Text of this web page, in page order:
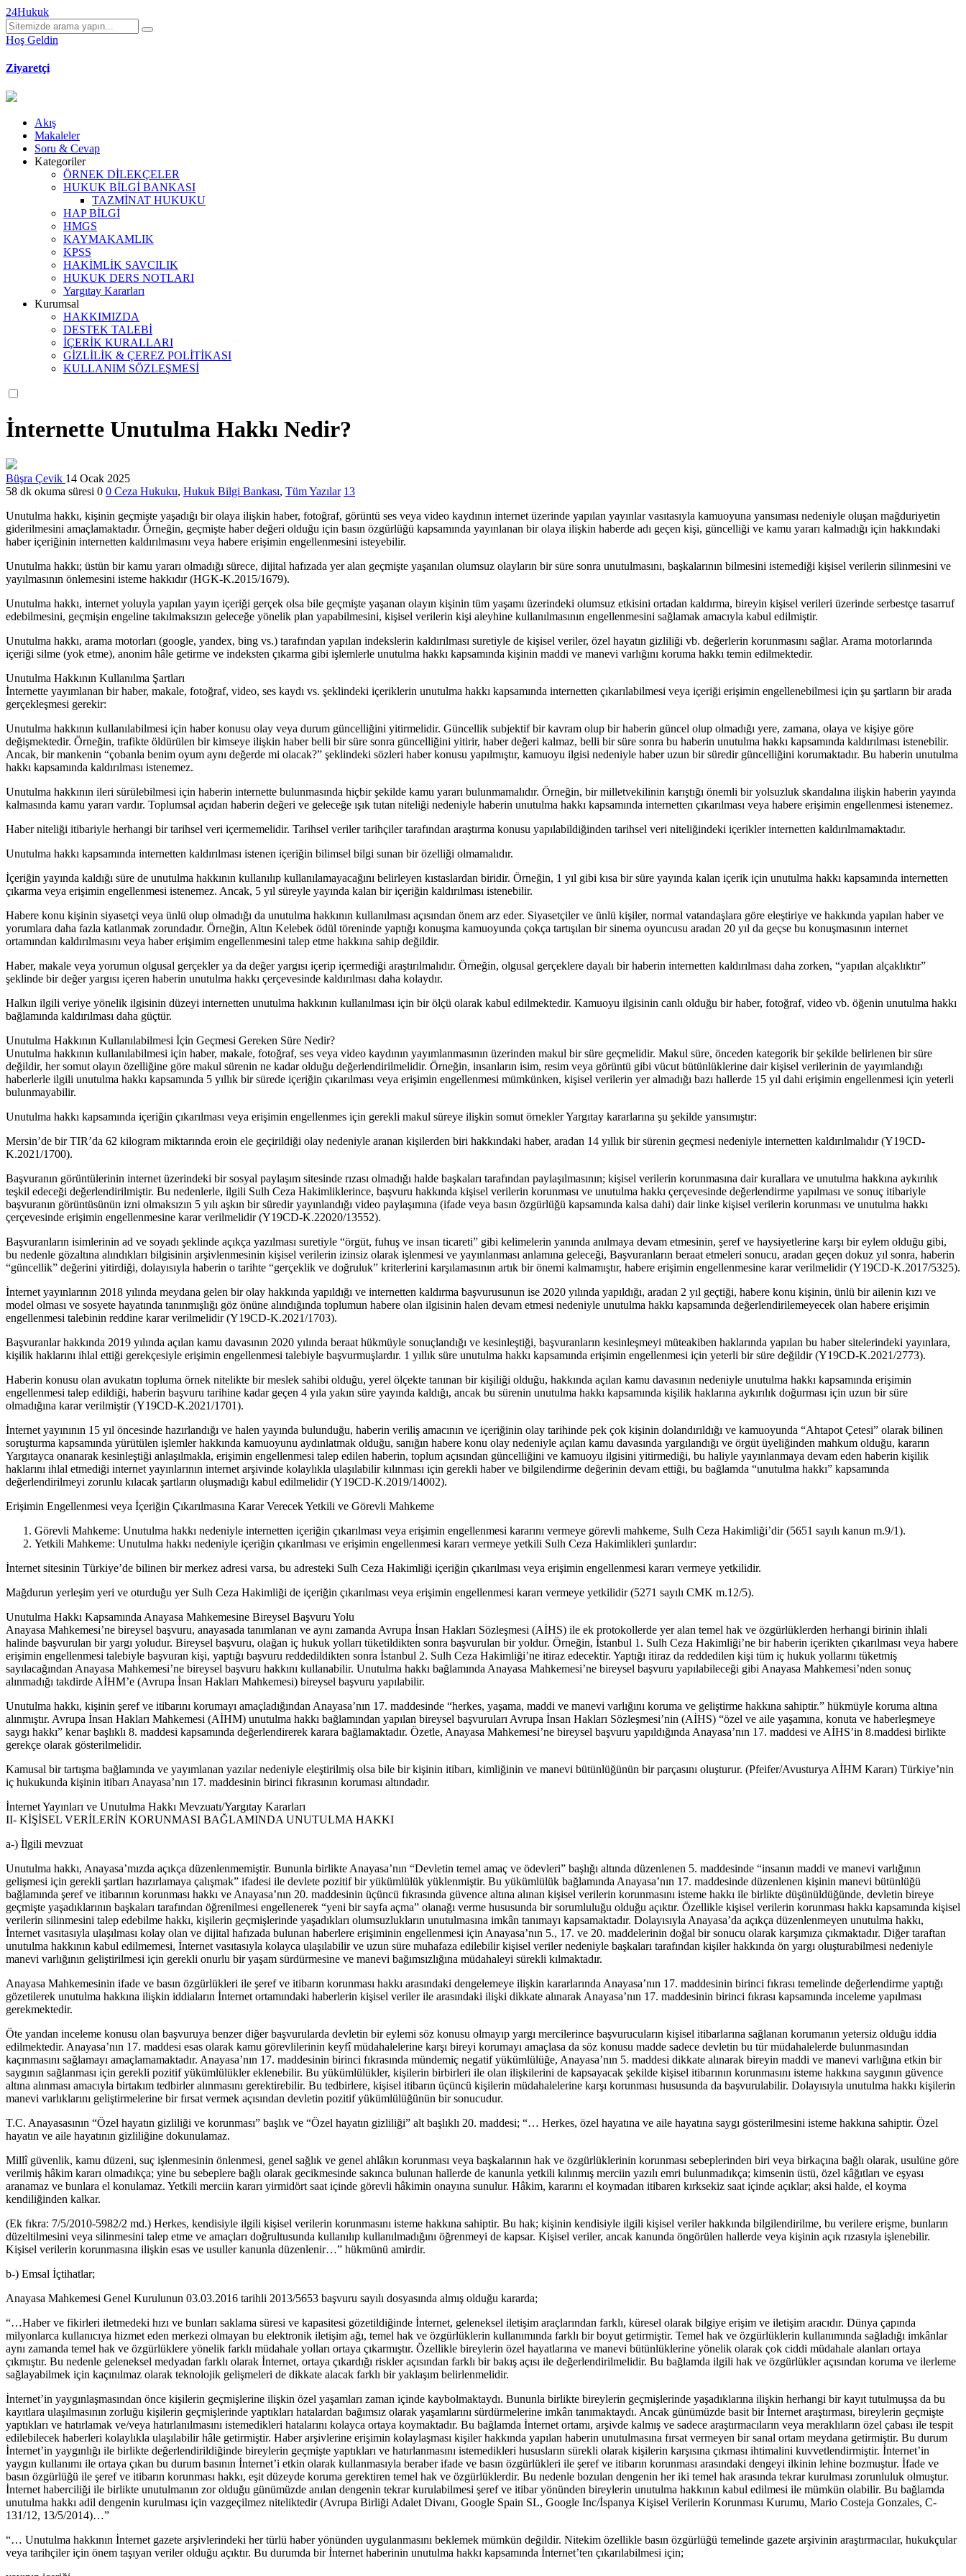
24Hukuk
Hoş Geldin
Ziyaretçi
Akış
Makaleler
Soru & Cevap
Kategoriler
ÖRNEK DİLEKÇELER
HUKUK BİLGİ BANKASI
TAZMİNAT HUKUKU
HAP BİLGİ
HMGS
KAYMAKAMLIK
KPSS
HAKİMLİK SAVCILIK
HUKUK DERS NOTLARI
Yargıtay Kararları
Kurumsal
HAKKIMIZDA
DESTEK TALEBİ
İÇERİK KURALLARI
GİZLİLİK & ÇEREZ POLİTİKASI
KULLANIM SÖZLEŞMESİ
İnternette Unutulma Hakkı Nedir?
Büşra Çevik 14 Ocak 2025
58 dk okuma süresi 0 0 Ceza Hukuku, Hukuk Bilgi Bankası, Tüm Yazılar 13
Unutulma hakkı, kişinin geçmişte yaşadığı bir olaya ilişkin haber, fotoğraf, görüntü ses veya video kaydının internet üzerinde yapılan yayınlar vasıtasıyla kamuoyuna yansıması nedeniyle oluşan mağduriyetin
giderilmesini amaçlamaktadır. Örneğin, geçmişte haber değeri olduğu için basın özgürlüğü kapsamında yayınlanan bir olaya ilişkin haberde adı geçen kişi, güncelliği ve kamu yararı kalmadığı için hakkındaki
haber içeriğinin internetten kaldırılmasını veya habere erişimin engellenmesini isteyebilir.
Unutulma hakkı; üstün bir kamu yararı olmadığı sürece, dijital hafızada yer alan geçmişte yaşanılan olumsuz olayların bir süre sonra unutulmasını, başkalarının bilmesini istemediği kişisel verilerin silinmesini ve
yayılmasının önlemesini isteme hakkıdır (HGK-K.2015/1679).
Unutulma hakkı, internet yoluyla yapılan yayın içeriği gerçek olsa bile geçmişte yaşanan olayın kişinin tüm yaşamı üzerindeki olumsuz etkisini ortadan kaldırma, bireyin kişisel verileri üzerinde serbestçe tasarruf
edebilmesini, geçmişin engeline takılmaksızın geleceğe yönelik plan yapabilmesini, kişisel verilerin kişi aleyhine kullanılmasının engellenmesini sağlamak amacıyla kabul edilmiştir.
Unutulma hakkı, arama motorları (google, yandex, bing vs.) tarafından yapılan indekslerin kaldırılması suretiyle de kişisel veriler, özel hayatın gizliliği vb. değerlerin korunmasını sağlar. Arama motorlarında
içeriği silme (yok etme), anonim hâle getirme ve indeksten çıkarma gibi işlemlerle unutulma hakkı kapsamında kişinin maddi ve manevi varlığını koruma hakkı temin edilmektedir.
Unutulma Hakkının Kullanılma Şartları
İnternette yayımlanan bir haber, makale, fotoğraf, video, ses kaydı vs. şeklindeki içeriklerin unutulma hakkı kapsamında internetten çıkarılabilmesi veya içeriği erişimin engellenebilmesi için şu şartların bir arada
gerçekleşmesi gerekir:
Unutulma hakkının kullanılabilmesi için haber konusu olay veya durum güncelliğini yitirmelidir. Güncellik subjektif bir kavram olup bir haberin güncel olup olmadığı yere, zamana, olaya ve kişiye göre
değişmektedir. Örneğin, trafikte öldürülen bir kimseye ilişkin haber belli bir süre sonra güncelliğini yitirir, haber değeri kalmaz, belli bir süre sonra bu haberin unutulma hakkı kapsamında kaldırılması istenebilir.
Ancak, bir mankenin “çobanla benim oyum aynı değerde mi olacak?” şeklindeki sözleri haber konusu yapılmıştır, kamuoyu ilgisi nedeniyle haber uzun bir süredir güncelliğini korumaktadır. Bu haberin unutulma
hakkı kapsamında kaldırılması istenemez.
Unutulma hakkının ileri sürülebilmesi için haberin internette bulunmasında hiçbir şekilde kamu yararı bulunmamalıdır. Örneğin, bir milletvekilinin karıştığı önemli bir yolsuzluk skandalına ilişkin haberin yayında
kalmasında kamu yararı vardır. Toplumsal açıdan haberin değeri ve geleceğe ışık tutan niteliği nedeniyle haberin unutulma hakkı kapsamında internetten çıkarılması veya habere erişimin engellenmesi istenemez.
Haber niteliği itibariyle herhangi bir tarihsel veri içermemelidir. Tarihsel veriler tarihçiler tarafından araştırma konusu yapılabildiğinden tarihsel veri niteliğindeki içerikler internetten kaldırılmamaktadır.
Unutulma hakkı kapsamında internetten kaldırılması istenen içeriğin bilimsel bilgi sunan bir özelliği olmamalıdır.
İçeriğin yayında kaldığı süre de unutulma hakkının kullanılıp kullanılamayacağını belirleyen kıstaslardan biridir. Örneğin, 1 yıl gibi kısa bir süre yayında kalan içerik için unutulma hakkı kapsamında internetten
çıkarma veya erişimin engellenmesi istenemez. Ancak, 5 yıl süreyle yayında kalan bir içeriğin kaldırılması istenebilir.
Habere konu kişinin siyasetçi veya ünlü olup olmadığı da unutulma hakkının kullanılması açısından önem arz eder. Siyasetçiler ve ünlü kişiler, normal vatandaşlara göre eleştiriye ve hakkında yapılan haber ve
yorumlara daha fazla katlanmak zorundadır. Örneğin, Altın Kelebek ödül töreninde yaptığı konuşma kamuoyunda çokça tartışılan bir sinema oyuncusu aradan 20 yıl da geçse bu konuşmasının internet
ortamından kaldırılmasını veya haber erişimim engellenmesini talep etme hakkına sahip değildir.
Haber, makale veya yorumun olgusal gerçekler ya da değer yargısı içerip içermediği araştırılmalıdır. Örneğin, olgusal gerçeklere dayalı bir haberin internetten kaldırılması daha zorken, “yapılan alçaklıktır”
şeklinde bir değer yargısı içeren haberin unutulma hakkı çerçevesinde kaldırılması daha kolaydır.
Halkın ilgili veriye yönelik ilgisinin düzeyi internetten unutulma hakkının kullanılması için bir ölçü olarak kabul edilmektedir. Kamuoyu ilgisinin canlı olduğu bir haber, fotoğraf, video vb. öğenin unutulma hakkı
bağlamında kaldırılması daha güçtür.
Unutulma Hakkının Kullanılabilmesi İçin Geçmesi Gereken Süre Nedir?
Unutulma hakkının kullanılabilmesi için haber, makale, fotoğraf, ses veya video kaydının yayımlanmasının üzerinden makul bir süre geçmelidir. Makul süre, önceden kategorik bir şekilde belirlenen bir süre
değildir, her somut olayın özelliğine göre makul sürenin ne kadar olduğu değerlendirilmelidir. Örneğin, insanların isim, resim veya görüntü gibi vücut bütünlüklerine dair kişisel verilerinin de yayımlandığı
haberlerle ilgili unutulma hakkı kapsamında 5 yıllık bir sürede içeriğin çıkarılması veya erişimin engellenmesi mümkünken, kişisel verilerin yer almadığı bazı hallerde 15 yıl dahi erişimin engellenmesi için yeterli
bulunmayabilir.
Unutulma hakkı kapsamında içeriğin çıkarılması veya erişimin engellenmes için gerekli makul süreye ilişkin somut örnekler Yargıtay kararlarına şu şekilde yansımıştır:
Mersin’de bir TIR’da 62 kilogram miktarında eroin ele geçirildiği olay nedeniyle aranan kişilerden biri hakkındaki haber, aradan 14 yıllık bir sürenin geçmesi nedeniyle internetten kaldırılmalıdır (Y19CD-
K.2021/1700).
Başvuranın görüntülerinin internet üzerindeki bir sosyal paylaşım sitesinde rızası olmadığı halde başkaları tarafından paylaşılmasının; kişisel verilerin korunmasına dair kurallara ve unutulma hakkına aykırılık
teşkil edeceği değerlendirilmiştir. Bu nedenlerle, ilgili Sulh Ceza Hakimliklerince, başvuru hakkında kişisel verilerin korunması ve unutulma hakkı çerçevesinde değerlendirme yapılması ve sonuç itibariyle
başvuranın görüntüsünün izni olmaksızın 5 yılı aşkın bir süredir yayınlandığı video paylaşımına (ifade veya basın özgürlüğü kapsamında kalsa dahi) dair linke kişisel verilerin korunması ve unutulma hakkı
çerçevesinde erişimin engellenmesine karar verilmelidir (Y19CD-K.22020/13552).
Başvuranların isimlerinin ad ve soyadı şeklinde açıkça yazılması suretiyle “örgüt, fuhuş ve insan ticareti” gibi kelimelerin yanında anılmaya devam etmesinin, şeref ve haysiyetlerine karşı bir eylem olduğu gibi,
bu nedenle gözaltına alındıkları bilgisinin arşivlenmesinin kişisel verilerin izinsiz olarak işlenmesi ve yayınlanması anlamına geleceği, Başvuranların beraat etmeleri sonucu, aradan geçen dokuz yıl sonra, haberin
“güncellik” değerini yitirdiği, dolayısıyla haberin o tarihte “gerçeklik ve doğruluk” kriterlerini karşılamasının artık bir önemi kalmamıştır, habere erişimin engellenmesine karar verilmelidir (Y19CD-K.2017/5325).
İnternet yayınlarının 2018 yılında meydana gelen bir olay hakkında yapıldığı ve internetten kaldırma başvurusunun ise 2020 yılında yapıldığı, aradan 2 yıl geçtiği, habere konu kişinin, ünlü bir ailenin kızı ve
model olması ve sosyete hayatında tanınmışlığı göz önüne alındığında toplumun habere olan ilgisinin halen devam etmesi nedeniyle unutulma hakkı kapsamında değerlendirilemeyecek olan habere erişimin
engellenmesi talebinin reddine karar verilmelidir (Y19CD-K.2021/1703).
Başvuranlar hakkında 2019 yılında açılan kamu davasının 2020 yılında beraat hükmüyle sonuçlandığı ve kesinleştiği, başvuranların kesinleşmeyi müteakiben haklarında yapılan bu haber sitelerindeki yayınlara,
kişilik haklarını ihlal ettiği gerekçesiyle erişimin engellenmesi talebiyle başvurmuşlardır. 1 yıllık süre unutulma hakkı kapsamında erişimin engellenmesi için yeterli bir süre değildir (Y19CD-K.2021/2773).
Haberin konusu olan avukatın topluma örnek nitelikte bir meslek sahibi olduğu, yerel ölçekte tanınan bir kişiliği olduğu, hakkında açılan kamu davasının nedeniyle unutulma hakkı kapsamında erişimin
engellenmesi talep edildiği, haberin başvuru tarihine kadar geçen 4 yıla yakın süre yayında kaldığı, ancak bu sürenin unutulma hakkı kapsamında kişilik haklarına aykırılık doğurması için uzun bir süre
olmadığına karar verilmiştir (Y19CD-K.2021/1701).
İnternet yayınının 15 yıl öncesinde hazırlandığı ve halen yayında bulunduğu, haberin veriliş amacının ve içeriğinin olay tarihinde pek çok kişinin dolandırıldığı ve kamuoyunda “Ahtapot Çetesi” olarak bilinen
soruşturma kapsamında yürütülen işlemler hakkında kamuoyunu aydınlatmak olduğu, sanığın habere konu olay nedeniyle açılan kamu davasında yargılandığı ve örgüt üyeliğinden mahkum olduğu, kararın
Yargıtayca onanarak kesinleştiği anlaşılmakla, erişimin engellenmesi talep edilen haberin, toplum açısından güncelliğini ve kamuoyu ilgisini yitirmediği, bu haliyle yayınlanmaya devam eden haberin kişilik
haklarını ihlal etmediği internet yayınlarının internet arşivinde kolaylıkla ulaşılabilir kılınması için gerekli haber ve bilgilendirme değerinin devam ettiği, bu bağlamda “unutulma hakkı” kapsamında
değerlendirilmeyi zorunlu kılacak şartların oluşmadığı kabul edilmelidir (Y19CD-K.2019/14002).
Erişimin Engellenmesi veya İçeriğin Çıkarılmasına Karar Verecek Yetkili ve Görevli Mahkeme
Görevli Mahkeme: Unutulma hakkı nedeniyle internetten içeriğin çıkarılması veya erişimin engellenmesi kararını vermeye görevli mahkeme, Sulh Ceza Hakimliği’dir (5651 sayılı kanun m.9/1).
Yetkili Mahkeme: Unutulma hakkı nedeniyle içeriğin çıkarılması ve erişimin engellenmesi kararı vermeye yetkili Sulh Ceza Hakimlikleri şunlardır:
İnternet sitesinin Türkiye’de bilinen bir merkez adresi varsa, bu adresteki Sulh Ceza Hakimliği içeriğin çıkarılması veya erişimin engellenmesi kararı vermeye yetkilidir.
Mağdurun yerleşim yeri ve oturduğu yer Sulh Ceza Hakimliği de içeriğin çıkarılması veya erişimin engellenmesi kararı vermeye yetkilidir (5271 sayılı CMK m.12/5).
Unutulma Hakkı Kapsamında Anayasa Mahkemesine Bireysel Başvuru Yolu
Anayasa Mahkemesi’ne bireysel başvuru, anayasada tanımlanan ve aynı zamanda Avrupa İnsan Hakları Sözleşmesi (AİHS) ile ek protokollerde yer alan temel hak ve özgürlüklerden herhangi birinin ihlali
halinde başvurulan bir yargı yoludur. Bireysel başvuru, olağan iç hukuk yolları tüketildikten sonra başvurulan bir yoldur. Örneğin, İstanbul 1. Sulh Ceza Hakimliği’ne bir haberin içerikten çıkarılması veya habere
erişimin engellenmesi talebiyle başvuran kişi, yaptığı başvuru reddedildikten sonra İstanbul 2. Sulh Ceza Hakimliği’ne itiraz edecektir. Yaptığı itiraz da reddedilen kişi tüm iç hukuk yollarını tüketmiş
sayılacağından Anayasa Mahkemesi’ne bireysel başvuru hakkını kullanabilir. Unutulma hakkı bağlamında Anayasa Mahkemesi’ne bireysel başvuru yapılabileceği gibi Anayasa Mahkemesi’nden sonuç
alınmadığı takdirde AİHM’e (Avrupa İnsan Hakları Mahkemesi) bireysel başvuru yapılabilir.
Unutulma hakkı, kişinin şeref ve itibarını korumayı amaçladığından Anayasa’nın 17. maddesinde “herkes, yaşama, maddi ve manevi varlığını koruma ve geliştirme hakkına sahiptir.” hükmüyle koruma altına
alınmıştır. Avrupa İnsan Hakları Mahkemesi (AİHM) unutulma hakkı bağlamından yapılan bireysel başvuruları Avrupa İnsan Hakları Sözleşmesi’nin (AİHS) “özel ve aile yaşamına, konuta ve haberleşmeye
saygı hakkı” kenar başlıklı 8. maddesi kapsamında değerlendirerek karara bağlamaktadır. Özetle, Anayasa Mahkemesi’ne bireysel başvuru yapıldığında Anayasa’nın 17. maddesi ve AİHS’in 8.maddesi birlikte
gerekçe olarak gösterilmelidir.
Kamusal bir tartışma bağlamında ve yayımlanan yazılar nedeniyle eleştirilmiş olsa bile bir kişinin itibarı, kimliğinin ve manevi bütünlüğünün bir parçasını oluşturur. (Pfeifer/Avusturya AİHM Kararı) Türkiye’nin
iç hukukunda kişinin itibarı Anayasa’nın 17. maddesinin birinci fıkrasının koruması altındadır.
İnternet Yayınları ve Unutulma Hakkı Mevzuatı/Yargıtay Kararları
II- KİŞİSEL VERİLERİN KORUNMASI BAĞLAMINDA UNUTULMA HAKKI
a-) İlgili mevzuat
Unutulma hakkı, Anayasa’mızda açıkça düzenlenmemiştir. Bununla birlikte Anayasa’nın “Devletin temel amaç ve ödevleri” başlığı altında düzenlenen 5. maddesinde “insanın maddi ve manevi varlığının
gelişmesi için gerekli şartları hazırlamaya çalışmak” ifadesi ile devlete pozitif bir yükümlülük yüklenmiştir. Bu yükümlülük bağlamında Anayasa’nın 17. maddesinde düzenlenen kişinin manevi bütünlüğü
bağlamında şeref ve itibarının korunması hakkı ve Anayasa’nın 20. maddesinin üçüncü fıkrasında güvence altına alınan kişisel verilerin korunmasını isteme hakkı ile birlikte düşünüldüğünde, devletin bireye
geçmişte yaşadıklarının başkaları tarafından öğrenilmesi engellenerek “yeni bir sayfa açma” olanağı verme hususunda bir sorumluluğu olduğu açıktır. Özellikle kişisel verilerin korunması hakkı kapsamında kişisel
verilerin silinmesini talep edebilme hakkı, kişilerin geçmişlerinde yaşadıkları olumsuzlukların unutulmasına imkân tanımayı kapsamaktadır. Dolayısıyla Anayasa’da açıkça düzenlenmeyen unutulma hakkı,
İnternet vasıtasıyla ulaşılması kolay olan ve dijital hafızada bulunan haberlere erişiminin engellenmesi için Anayasa’nın 5., 17. ve 20. maddelerinin doğal bir sonucu olarak karşımıza çıkmaktadır. Diğer taraftan
unutulma hakkının kabul edilmemesi, İnternet vasıtasıyla kolayca ulaşılabilir ve uzun süre muhafaza edilebilir kişisel veriler nedeniyle başkaları tarafından kişiler hakkında ön yargı oluşturabilmesi nedeniyle
manevi varlığının geliştirilmesi için gerekli onurlu bir yaşam sürdürmesine ve manevi bağımsızlığına müdahaleyi sürekli kılmaktadır.
Anayasa Mahkemesinin ifade ve basın özgürlükleri ile şeref ve itibarın korunması hakkı arasındaki dengelemeye ilişkin kararlarında Anayasa’nın 17. maddesinin birinci fıkrası temelinde değerlendirme yaptığı
gözetilerek unutulma hakkına ilişkin iddiaların İnternet ortamındaki haberlerin kişisel veriler ile arasındaki ilişki dikkate alınarak Anayasa’nın 17. maddesinin birinci fıkrası kapsamında inceleme yapılması
gerekmektedir.
Öte yandan inceleme konusu olan başvuruya benzer diğer başvurularda devletin bir eylemi söz konusu olmayıp yargı mercilerince başvurucuların kişisel itibarlarına sağlanan korumanın yetersiz olduğu iddia
edilmektedir. Anayasa’nın 17. maddesi esas olarak kamu görevlilerinin keyfî müdahalelerine karşı bireyi korumayı amaçlasa da söz konusu madde sadece devletin bu tür müdahalelerde bulunmasından
kaçınmasını sağlamayı amaçlamamaktadır. Anayasa’nın 17. maddesinin birinci fıkrasında mündemiç negatif yükümlülüğe, Anayasa’nın 5. maddesi dikkate alınarak bireyin maddi ve manevi varlığına etkin bir
saygının sağlanması için gerekli pozitif yükümlülükler eklenebilir. Bu yükümlülükler, kişilerin birbirleri ile olan ilişkilerini de kapsayacak şekilde kişisel itibarının korunmasını isteme hakkına saygının güvence
altına alınması amacıyla birtakım tedbirler alınmasını gerektirebilir. Bu tedbirlere, kişisel itibarın üçüncü kişilerin müdahalelerine karşı korunması hususunda da başvurulabilir. Dolayısıyla unutulma hakkı kişilerin
manevi varlıklarını geliştirmelerine bir fırsat vermek açısından devletin pozitif yükümlülüğünün bir sonucudur.
T.C. Anayasasının “Özel hayatın gizliliği ve korunması” başlık ve “Özel hayatın gizliliği” alt başlıklı 20. maddesi; “… Herkes, özel hayatına ve aile hayatına saygı gösterilmesini isteme hakkına sahiptir. Özel
hayatın ve aile hayatının gizliliğine dokunulamaz.
Millî güvenlik, kamu düzeni, suç işlenmesinin önlenmesi, genel sağlık ve genel ahlâkın korunması veya başkalarının hak ve özgürlüklerinin korunması sebeplerinden biri veya birkaçına bağlı olarak, usulüne göre
verilmiş hâkim kararı olmadıkça; yine bu sebeplere bağlı olarak gecikmesinde sakınca bulunan hallerde de kanunla yetkili kılınmış merciin yazılı emri bulunmadıkça; kimsenin üstü, özel kâğıtları ve eşyası
aranamaz ve bunlara el konulamaz. Yetkili merciin kararı yirmidört saat içinde görevli hâkimin onayına sunulur. Hâkim, kararını el koymadan itibaren kırksekiz saat içinde açıklar; aksi halde, el koyma
kendiliğinden kalkar.
(Ek fıkra: 7/5/2010-5982/2 md.) Herkes, kendisiyle ilgili kişisel verilerin korunmasını isteme hakkına sahiptir. Bu hak; kişinin kendisiyle ilgili kişisel veriler hakkında bilgilendirilme, bu verilere erişme, bunların
düzeltilmesini veya silinmesini talep etme ve amaçları doğrultusunda kullanılıp kullanılmadığını öğrenmeyi de kapsar. Kişisel veriler, ancak kanunda öngörülen hallerde veya kişinin açık rızasıyla işlenebilir.
Kişisel verilerin korunmasına ilişkin esas ve usuller kanunla düzenlenir…” hükmünü amirdir.
b-) Emsal İçtihatlar;
Anayasa Mahkemesi Genel Kurulunun 03.03.2016 tarihli 2013/5653 başvuru sayılı dosyasında almış olduğu kararda;
“…Haber ve fikirleri iletmedeki hızı ve bunları saklama süresi ve kapasitesi gözetildiğinde İnternet, geleneksel iletişim araçlarından farklı, küresel olarak bilgiye erişim ve iletişim aracıdır. Dünya çapında
milyonlarca kullanıcıya hizmet eden merkezi olmayan bu elektronik iletişim ağı, temel hak ve özgürlüklerin kullanımında farklı bir boyut getirmiştir. Temel hak ve özgürlüklerin kullanımında sağladığı imkânlar
aynı zamanda temel hak ve özgürlüklere yönelik farklı müdahale yolları ortaya çıkarmıştır. Özellikle bireylerin özel hayatlarına ve manevi bütünlüklerine yönelik olarak çok ciddi müdahale alanları ortaya
çıkmıştır. Bu nedenle geleneksel medyadan farklı olarak İnternet, ortaya çıkardığı riskler açısından farklı bir bakış açısı ile değerlendirilmelidir. Bu bağlamda ilgili hak ve özgürlükler açısından koruma ve ilerleme
sağlayabilmek için kaçınılmaz olarak teknolojik gelişmeleri de dikkate alacak farklı bir yaklaşım belirlenmelidir.
İnternet’in yaygınlaşmasından önce kişilerin geçmişlerine ilişkin özel yaşamları zaman içinde kaybolmaktaydı. Bununla birlikte bireylerin geçmişlerinde yaşadıklarına ilişkin herhangi bir kayıt tutulmuşsa da bu
kayıtlara ulaşılmasının zorluğu kişilerin geçmişlerinde yaptıkları hatalardan bağımsız olarak yaşamlarını sürdürmelerine imkân tanımaktaydı. Ancak günümüzde basit bir İnternet araştırması, bireylerin geçmişte
yaptıkları ve hatırlamak ve/veya hatırlanılmasını istemedikleri hatalarını kolayca ortaya koymaktadır. Bu bağlamda İnternet ortamı, arşivde kalmış ve sadece araştırmacıların veya meraklıların özel çabası ile tespit
edilebilecek haberleri kolaylıkla ulaşılabilir hâle getirmiştir. Haber arşivlerine erişimin kolaylaşması kişiler hakkında yapılan haberin unutulmasına fırsat vermeyen bir sanal ortam meydana getirmiştir. Bu durum
İnternet’in yaygınlığı ile birlikte değerlendirildiğinde bireylerin geçmişte yaptıkları ve hatırlanmasını istemedikleri hususların sürekli olarak kişilerin karşısına çıkması ihtimalini kuvvetlendirmiştir. İnternet’in
yaygın kullanımı ile ortaya çıkan bu durum basının İnternet’i etkin olarak kullanmasıyla beraber ifade ve basın özgürlükleri ile şeref ve itibarın korunması arasındaki dengeyi ilkinin lehine bozmuştur. İfade ve
basın özgürlüğü ile şeref ve itibarın korunması hakkı, eşit düzeyde koruma gerektiren temel hak ve özgürlüklerdir. Bu nedenle bozulan dengenin her iki temel hak arasında tekrar kurulması zorunluluk olmuştur.
İnternet haberciliği ile birlikte unutulmanın zor olduğu günümüzde anılan dengenin tekrar kurulabilmesi şeref ve itibar yönünden bireylerin unutulma hakkının kabul edilmesi ile mümkün olabilir. Bu bağlamda
unutulma hakkı adil dengenin kurulması için vazgeçilmez niteliktedir (Avrupa Birliği Adalet Divanı, Google Spain SL, Google Inc/İspanya Kişisel Verilerin Korunması Kurumu, Mario Costeja Gonzales, C-
131/12, 13/5/2014)…”
“… Unutulma hakkının İnternet gazete arşivlerindeki her türlü haber yönünden uygulanmasını beklemek mümkün değildir. Nitekim özellikle basın özgürlüğü temelinde gazete arşivinin araştırmacılar, hukukçular
veya tarihçiler için önem taşıyan veriler olduğu açıktır. Bu durumda bir İnternet haberinin unutulma hakkı kapsamında İnternet’ten çıkarılabilmesi için;